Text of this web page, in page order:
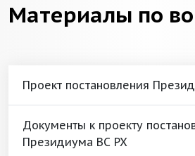
Материалы по
Проект постановления
Документы к проекту
Президиума ВС РХ